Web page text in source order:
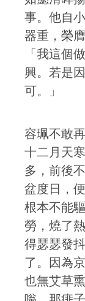
事。他自
器重，榮
「我這個
興。若是
可。」
容珮不敢
十二月天
多，前後
盆度日，
根本不能
勞，燒了
得瑟瑟發
了。因為
也無艾草